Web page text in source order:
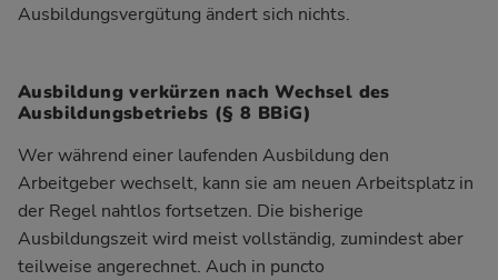
Ausbildungsvergütung ändert sich nichts.
Ausbildung verkürzen nach Wechsel des
Ausbildungsbetriebs (§ 8 BBiG)
Wer während einer laufenden Ausbildung den
Arbeitgeber wechselt, kann sie am neuen Arbeitsplatz in
der Regel nahtlos fortsetzen. Die bisherige
Ausbildungszeit wird meist vollständig, zumindest aber
teilweise angerechnet. Auch in puncto